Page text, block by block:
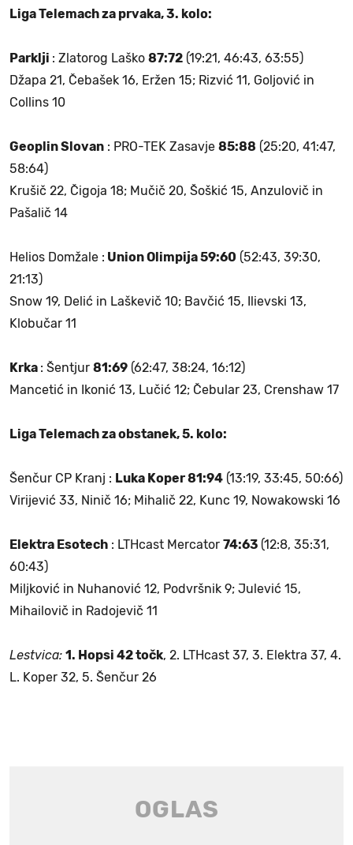
Liga Telemach za prvaka, 3. kolo:
Parklji : Zlatorog Laško 87:72 (19:21, 46:43, 63:55)
Džapa 21, Čebašek 16, Eržen 15; Rizvić 11, Goljović in
Collins 10
Geoplin Slovan : PRO-TEK Zasavje 85:88 (25:20, 41:47,
58:64)
Krušič 22, Čigoja 18; Mučič 20, Šoškić 15, Anzulovič in
Pašalič 14
Helios Domžale : Union Olimpija 59:60 (52:43, 39:30,
21:13)
Snow 19, Delić in Laškevič 10; Bavčić 15, Ilievski 13,
Klobučar 11
Krka : Šentjur 81:69 (62:47, 38:24, 16:12)
Mancetić in Ikonić 13, Lučić 12; Čebular 23, Crenshaw 17
Liga Telemach za obstanek, 5. kolo:
Šenčur CP Kranj : Luka Koper 81:94 (13:19, 33:45, 50:66)
Virijević 33, Ninič 16; Mihalič 22, Kunc 19, Nowakowski 16
Elektra Esotech : LTHcast Mercator 74:63 (12:8, 35:31,
60:43)
Miljković in Nuhanović 12, Podvršnik 9; Julević 15,
Mihailovič in Radojevič 11
Lestvica: 1. Hopsi 42 točk, 2. LTHcast 37, 3. Elektra 37, 4.
L. Koper 32, 5. Šenčur 26